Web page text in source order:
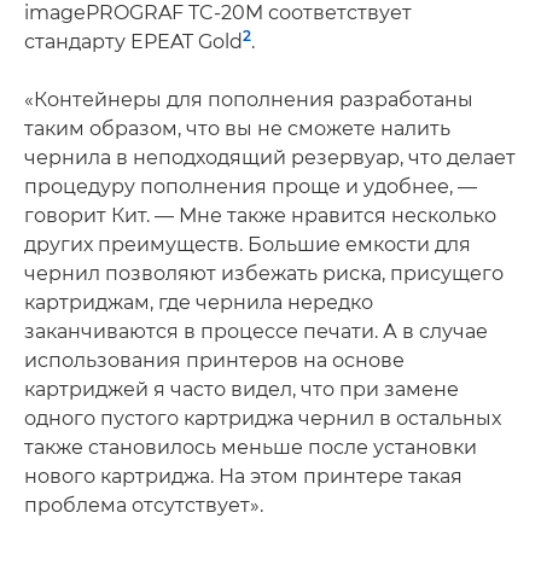
imagePROGRAF TC-20M соответствует
стандарту EPEAT Gold2.
«Контейнеры для пополнения разработаны
таким образом, что вы не сможете налить
чернила в неподходящий резервуар, что делает
процедуру пополнения проще и удобнее, —
говорит Кит. — Мне также нравится несколько
других преимуществ. Большие емкости для
чернил позволяют избежать риска, присущего
картриджам, где чернила нередко
заканчиваются в процессе печати. А в случае
использования принтеров на основе
картриджей я часто видел, что при замене
одного пустого картриджа чернил в остальных
также становилось меньше после установки
нового картриджа. На этом принтере такая
проблема отсутствует».